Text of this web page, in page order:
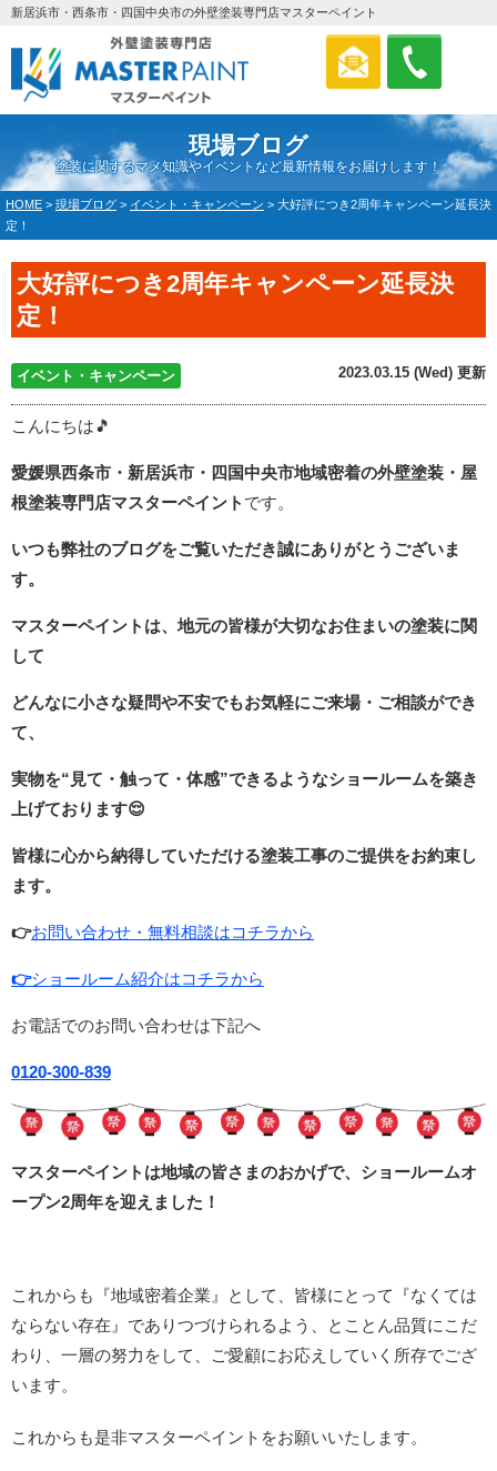
新居浜市・西条市・四国中央市の外壁塗装専門店マスターペイント
現場ブログ
塗装に関するマメ知識やイベントなど最新情報をお届けします！
HOME > 現場ブログ > イベント・キャンペーン > 大好評につき2周年キャンペーン延長決
定！
大好評につき2周年キャンペーン延長決
定！
イベント・キャンペーン 2023.03.15 (Wed) 更新
こんにちは🎵
愛媛県西条市・新居浜市・四国中央市地域密着の外壁塗装・屋
根塗装専門店マスターペイント です。
いつも弊社のブログをご覧いただき誠にありがとうございま
す。
マスターペイントは、地元の皆様が大切なお住まいの塗装に関
して
どんなに小さな疑問や不安でもお気軽にご来場・ご相談ができ
て、
実物を“見て・触って・体感”できるようなショールームを築き
上げております😌
皆様に心から納得していただける塗装工事のご提供をお約束し
ます。
👉お問い合わせ・無料相談はコチラから
👉ショールーム紹介はコチラから
お電話でのお問い合わせは下記へ
0120-300-839
マスターペイントは地域の皆さまのおかげで、ショールームオ
ープン2周年を迎えました！
これからも『地域密着企業』として、皆様にとって『なくては
ならない存在』でありつづけられるよう、とことん品質にこだ
わり、一層の努力をして、ご愛顧にお応えしていく所存でござ
います。
これからも是非マスターペイントをお願いいたします。